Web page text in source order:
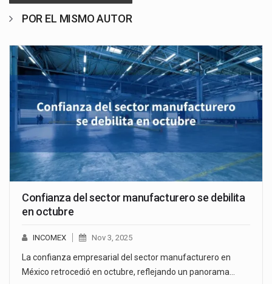
POR EL MISMO AUTOR
Confianza del sector manufacturero se debilita
en octubre
INCOMEX Nov 3, 2025
La confianza empresarial del sector manufacturero en
México retrocedió en octubre, reflejando un panorama…